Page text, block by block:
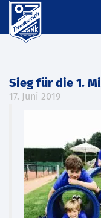
Sieg für die 1.
17. Juni 2019